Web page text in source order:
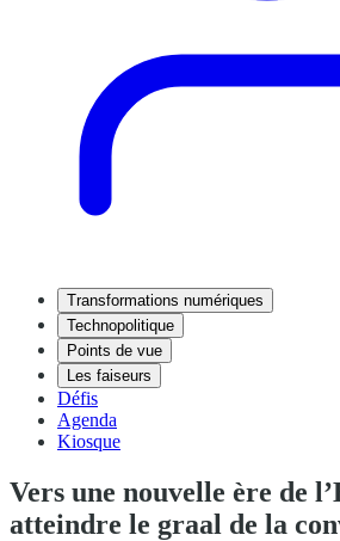
Transformations numériques
Technopolitique
Points de vue
Les faiseurs
Défis
Agenda
Kiosque
Vers une nouvelle ère de
atteindre le graal de la